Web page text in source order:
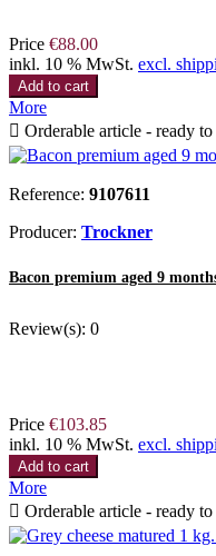
Price €88.00
inkl. 10 % MwSt. excl.
Add to cart
More
 Orderable article - ready
Reference: 9107611
Producer: Trockner
Bacon premium aged 9
Review(s): 0
Price €103.85
inkl. 10 % MwSt. excl.
Add to cart
More
 Orderable article - ready